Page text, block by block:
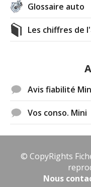
Glossaire auto
Les chiffres de
Avis fiabilité
Vos conso. Mini
© CopyRights
Nous